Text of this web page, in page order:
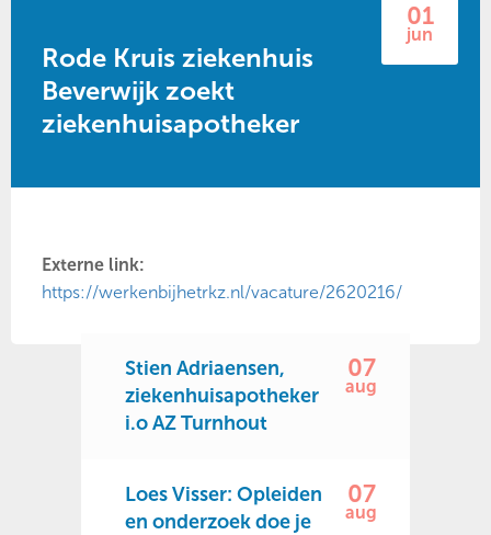
Rode Kruis ziekenhuis
Beverwijk zoekt
ziekenhuisapotheker
01
jun
Externe link:
https://werkenbijhetrkz.nl/vacature/2620216/
Stien Adriaensen,
ziekenhuisapotheker
i.o AZ Turnhout
07
aug
Loes Visser: Opleiden
en onderzoek doe je
07
aug